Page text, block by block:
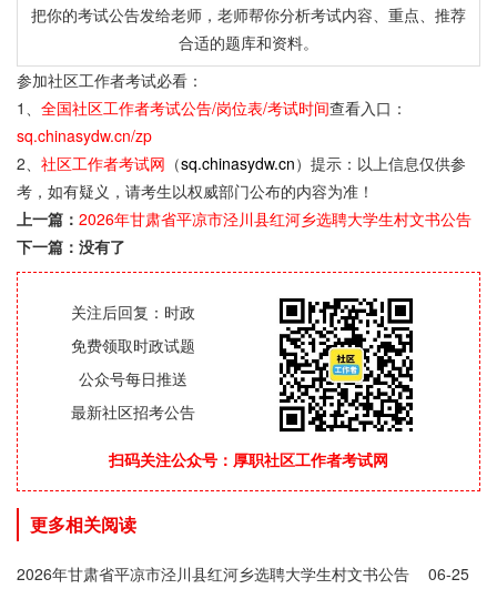
把你的考试公告发给老师，老师帮你分析考试内容、重点、推荐
合适的题库和资料。
参加社区工作者考试必看：
1、 全国社区工作者考试公告/岗位表/考试时间查看入口：
sq.chinasydw.cn/zp
2、 社区工作者考试网 （sq.chinasydw.cn）提示：以上信息仅供参
考，如有疑义，请考生以权威部门公布的内容为准！
上一篇： 2026年甘肃省平凉市泾川县红河乡选聘大学生村文书公告
下一篇：没有了
关注后回复：时政
免费领取时政试题
公众号每日推送
最新社区招考公告
扫码关注公众号：厚职社区工作者考试网
更多相关阅读
2026年甘肃省平凉市泾川县红河乡选聘大学生村文书公告
06-25